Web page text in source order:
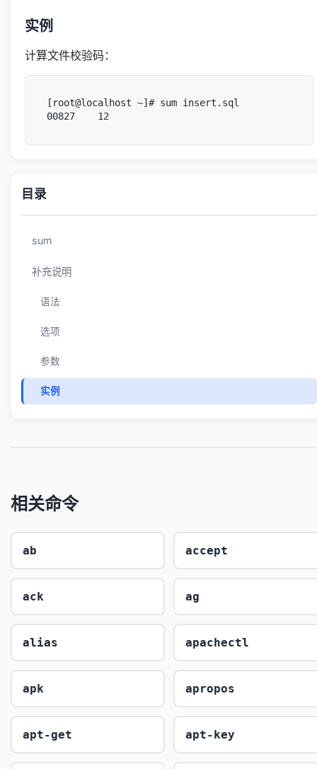
目录
sum
补充说明
语法
选项
参数
实例
实例
计算文件校验码：
[root@localhost ~]# sum insert.sql
00827    12
相关命令
ab accept
ack ag
alias apachectl
apk apropos
apt-get apt-key